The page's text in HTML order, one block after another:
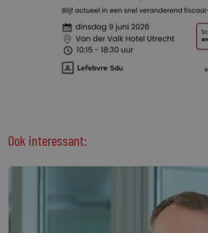
Ook interessant: